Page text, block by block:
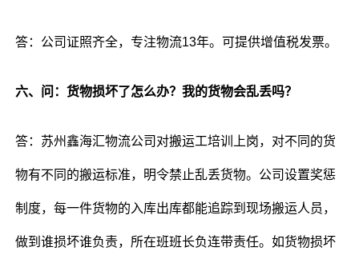
答：公司证照齐全，专注物流13年。可提供增值税发票。
六、问：货物损坏了怎么办？我的货物会乱丢吗？
答：苏州鑫海汇物流公司对搬运工培训上岗，对不同的货
物有不同的搬运标准，明令禁止乱丢货物。公司设置奖惩
制度，每一件货物的入库出库都能追踪到现场搬运人员，
做到谁损坏谁负责，所在班班长负连带责任。如货物损坏